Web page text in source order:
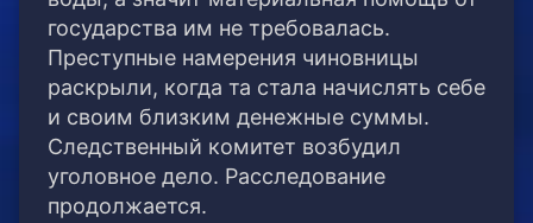
государства им не требовалась.
Преступные намерения чиновницы
раскрыли, когда та стала начислять себе
и своим близким денежные суммы.
Следственный комитет возбудил
уголовное дело. Расследование
продолжается.